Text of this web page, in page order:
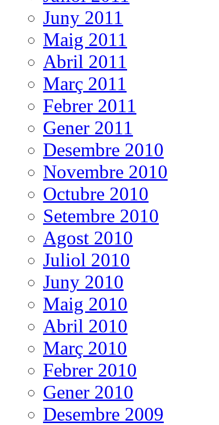
Juny 2011
Maig 2011
Abril 2011
Març 2011
Febrer 2011
Gener 2011
Desembre 2010
Novembre 2010
Octubre 2010
Setembre 2010
Agost 2010
Juliol 2010
Juny 2010
Maig 2010
Abril 2010
Març 2010
Febrer 2010
Gener 2010
Desembre 2009